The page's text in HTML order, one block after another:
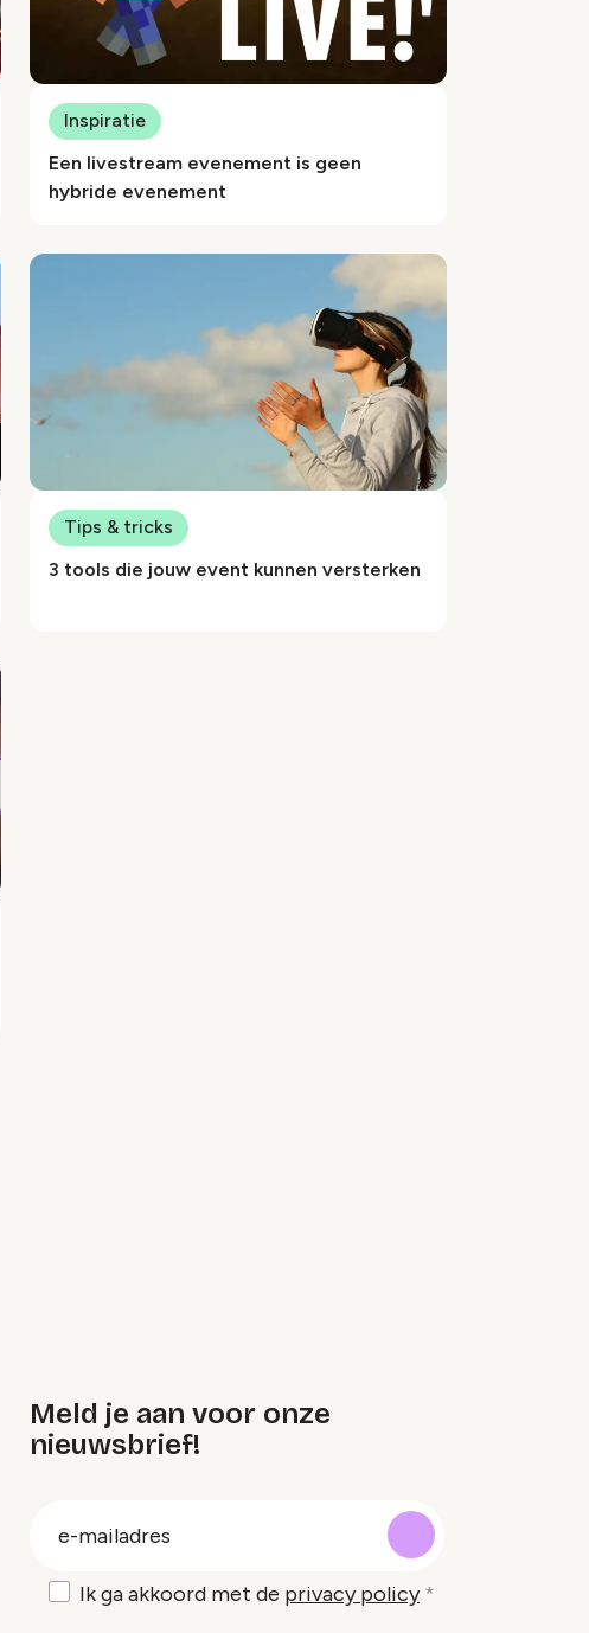
Een livestream evenement is geen
hybride evenement
Inspiratie
3 tools die jouw event kunnen versterken
Tips & tricks
Meld je aan voor onze
nieuwsbrief!
Ik ga akkoord met de privacy policy